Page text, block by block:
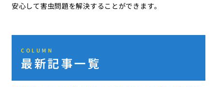
安心して害虫問題を解決することができます。
COLUMN
最新記事一覧